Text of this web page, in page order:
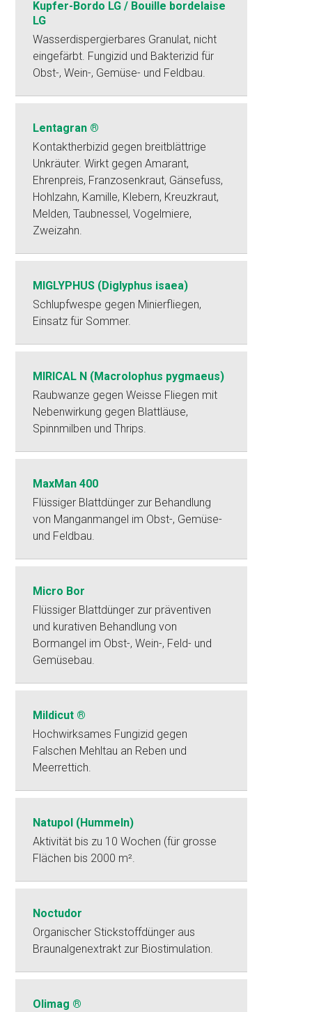
Kupfer-Bordo LG / Bouille bordelaise
LG
Wasserdispergierbares Granulat, nicht
eingefärbt. Fungizid und Bakterizid für
Obst-, Wein-, Gemüse- und Feldbau.
Lentagran ®
Kontaktherbizid gegen breitblättrige
Unkräuter. Wirkt gegen Amarant,
Ehrenpreis, Franzosenkraut, Gänsefuss,
Hohlzahn, Kamille, Klebern, Kreuzkraut,
Melden, Taubnessel, Vogelmiere,
Zweizahn.
MIGLYPHUS (Diglyphus isaea)
Schlupfwespe gegen Minierfliegen,
Einsatz für Sommer.
MIRICAL N (Macrolophus pygmaeus)
Raubwanze gegen Weisse Fliegen mit
Nebenwirkung gegen Blattläuse,
Spinnmilben und Thrips.
MaxMan 400
Flüssiger Blattdünger zur Behandlung
von Manganmangel im Obst-, Gemüse-
und Feldbau.
Micro Bor
Flüssiger Blattdünger zur präventiven
und kurativen Behandlung von
Bormangel im Obst-, Wein-, Feld- und
Gemüsebau.
Mildicut ®
Hochwirksames Fungizid gegen
Falschen Mehltau an Reben und
Meerrettich.
Natupol (Hummeln)
Aktivität bis zu 10 Wochen (für grosse
Flächen bis 2000 m².
Noctudor
Organischer Stickstoffdünger aus
Braunalgenextrakt zur Biostimulation.
Olimag ®